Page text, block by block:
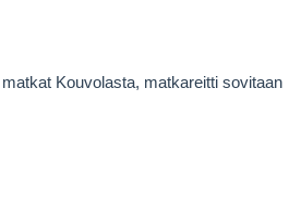
Kouvolasta, matkareitti sovitaan